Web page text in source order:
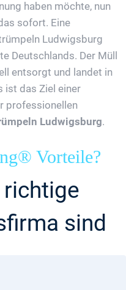
haben möchte, nun
sofort. Eine
Ludwigsburg
Deutschlands. Der Müll
entsorgt und landet in
ist das Ziel einer
professionellen
Ludwigsburg.
Vorteile?
sind